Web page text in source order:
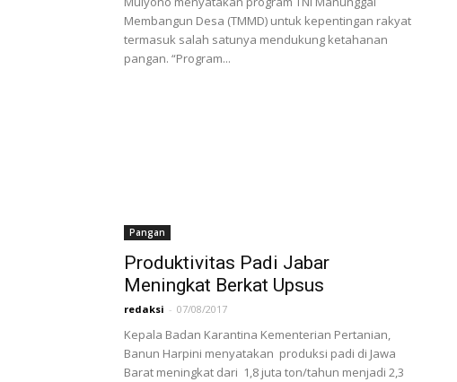
Membangun Desa (TMMD) untuk kepentingan rakyat
termasuk salah satunya mendukung ketahanan
pangan. “Program...
Pangan
Produktivitas Padi Jabar
Meningkat Berkat Upsus
redaksi - 07/08/2017
Kepala Badan Karantina Kementerian Pertanian,
Banun Harpini menyatakan produksi padi di Jawa
Barat meningkat dari 1,8 juta ton/tahun menjadi 2,3